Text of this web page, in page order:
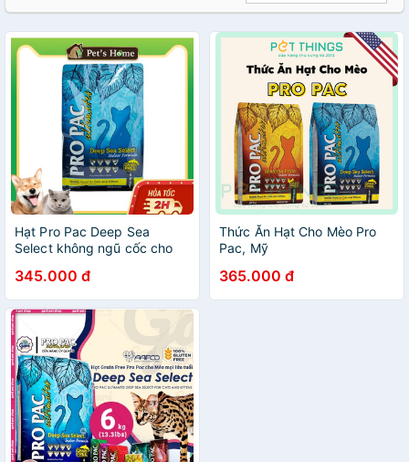
Hạt Pro Pac Deep Sea
Select không ngũ cốc cho
345.000 đ
Thức Ăn Hạt Cho Mèo Pro
Pac, Mỹ
365.000 đ